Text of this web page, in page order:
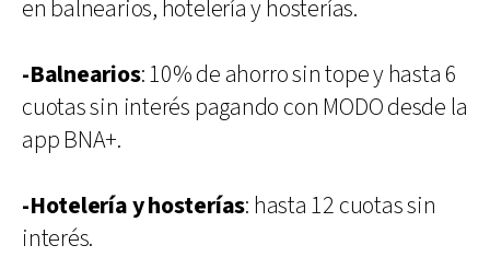
en balnearios, hotelería y hosterías.
-Balnearios: 10% de ahorro sin tope y hasta 6
cuotas sin interés pagando con MODO desde la
app BNA+.
-Hotelería y hosterías: hasta 12 cuotas sin
interés.